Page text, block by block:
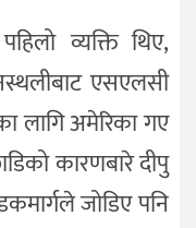
व्यक्ति थिए,
एसएलसी
लागि अमेरिका गए
कारणबारे दीपु
जोडिए पनि